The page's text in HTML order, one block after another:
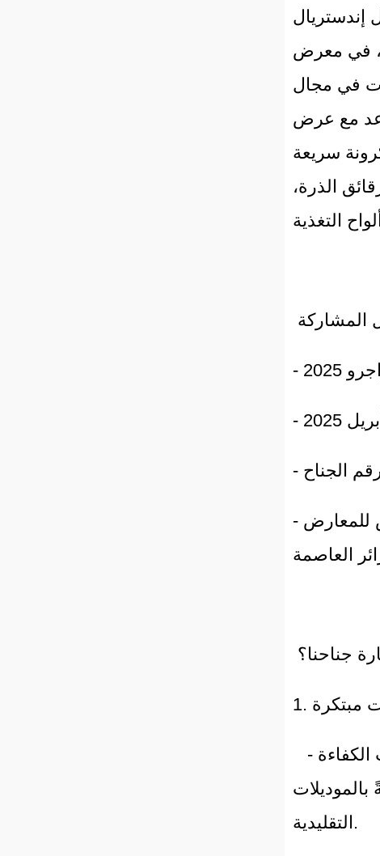
لويال إندستريال
في معرض
في مجال
مع عرض
سريعة
الذرة،
- الموقع: مركز صافيكس للمعارض (SAFEX Exhibition Centre)،
- مشاهد عملية لخطوط إنتاج المكرونة سريعة التحضير ذات الكفاءة
بالموديلات
التقليدية.